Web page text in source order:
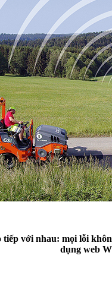
với nhau: mọi lỗi
dụng web